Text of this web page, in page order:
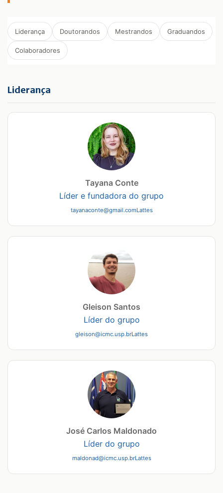
Liderança Doutorandos Mestrandos Graduandos
Colaboradores
Liderança
Tayana Conte
Líder e fundadora do grupo
tayanaconte@gmail.comLattes
Gleison Santos
Líder do grupo
gleison@icmc.usp.brLattes
José Carlos Maldonado
Líder do grupo
maldonad@icmc.usp.brLattes